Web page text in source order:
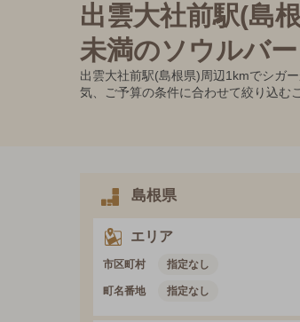
出雲大社前駅(島
未満のソウルバー
出雲大社前駅(島根県)周辺1kmでシガ
気、ご予算の条件に合わせて絞り込む
島根県
エリア
市区町村 指定なし
町名番地 指定なし